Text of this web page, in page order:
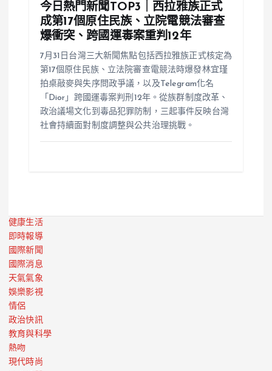
今日熱門新聞TOP3｜西拉雅族正式
成第17個原住民族、立院電競法審查
爆衝突、跨國運毒案重判12年
7月31日台灣三大新聞焦點包括西拉雅族正式核定為
第17個原住民族、立法院審查電競法時爆發林宜瑾
拍桌敲麥與失序問政爭議，以及Telegram化名
「Dior」跨國運毒案判刑12年。從族群制度改革、
政治議場文化到毒品犯罪防制，三起事件反映台灣
社會持續面對制度調整與公共治理挑戰。
健康生活
即時報導
國際新聞
國際消息
天氣氣象
娛樂影視
情侶
政治快訊
教育與科學
熱吻
現代時尚